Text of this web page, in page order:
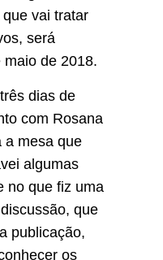
vai tratar
será
de 2018.
dias de
com Rosana
a mesa que
algumas
no que fiz uma
que
publicação,
os